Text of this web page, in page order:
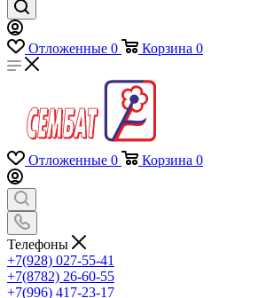
Отложенные 0 Корзина 0
Отложенные 0 Корзина 0
Телефоны
+7(928) 027-55-41
+7(8782) 26-60-55
+7(996) 417-23-17